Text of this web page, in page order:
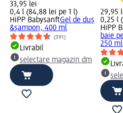
33,95 lei
0,4 l (84,88 lei pe 1 l)
HiPP BabysanftGel de duş
&şampon, 400 ml
(391)
Livrabil
selectare magazin dm
29,95
0,25 l
HiPP
baie
250 ml